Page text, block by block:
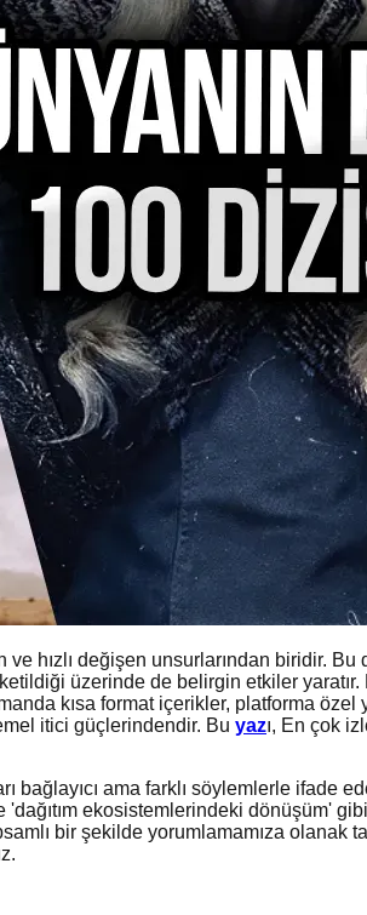
hızlı değişen unsurlarından biridir.
üzerinde de belirgin etkiler
kısa format içerikler, platforma
itici güçlerindendir. Bu yazı, En çok
ama farklı söylemlerle ifade
ekosistemlerindeki dönüşüm'
bir şekilde yorumlamamıza olanak